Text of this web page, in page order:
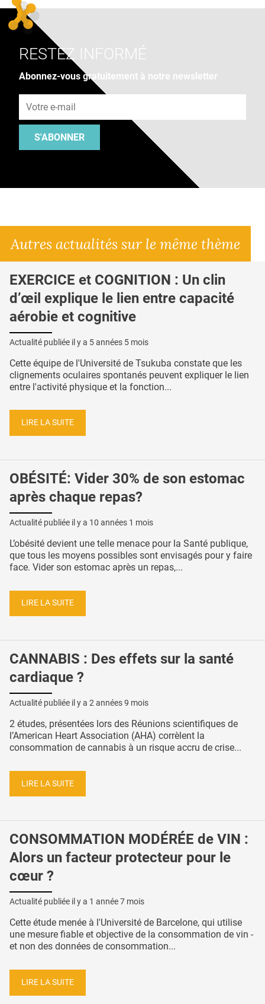
RESTEZ INFORMÉ
Abonnez-vous gratuitement à notre newsletter
S'ABONNER
Autres actualités sur le même thème
EXERCICE et COGNITION : Un clin
d’œil explique le lien entre capacité
aérobie et cognitive
Actualité publiée il y a 5 années 5 mois
Cette équipe de l'Université de Tsukuba constate que les
clignements oculaires spontanés peuvent expliquer le lien
entre l'activité physique et la fonction...
LIRE LA SUITE
OBÉSITÉ: Vider 30% de son estomac
après chaque repas?
Actualité publiée il y a 10 années 1 mois
L’obésité devient une telle menace pour la Santé publique,
que tous les moyens possibles sont envisagés pour y faire
face. Vider son estomac après un repas,...
LIRE LA SUITE
CANNABIS : Des effets sur la santé
cardiaque ?
Actualité publiée il y a 2 années 9 mois
2 études, présentées lors des Réunions scientifiques de
l’American Heart Association (AHA) corrèlent la
consommation de cannabis à un risque accru de crise...
LIRE LA SUITE
CONSOMMATION MODÉRÉE de VIN :
Alors un facteur protecteur pour le
cœur ?
Actualité publiée il y a 1 année 7 mois
Cette étude menée à l'Université de Barcelone, qui utilise
une mesure fiable et objective de la consommation de vin -
et non des données de consommation...
LIRE LA SUITE